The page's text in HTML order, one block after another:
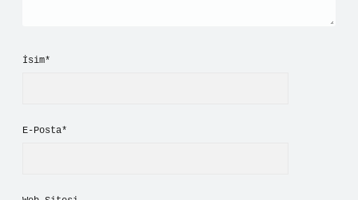
İsim*
E-Posta*